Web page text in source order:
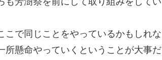
こで同じことをやっているかもしれ
所懸命やっていくということが大事